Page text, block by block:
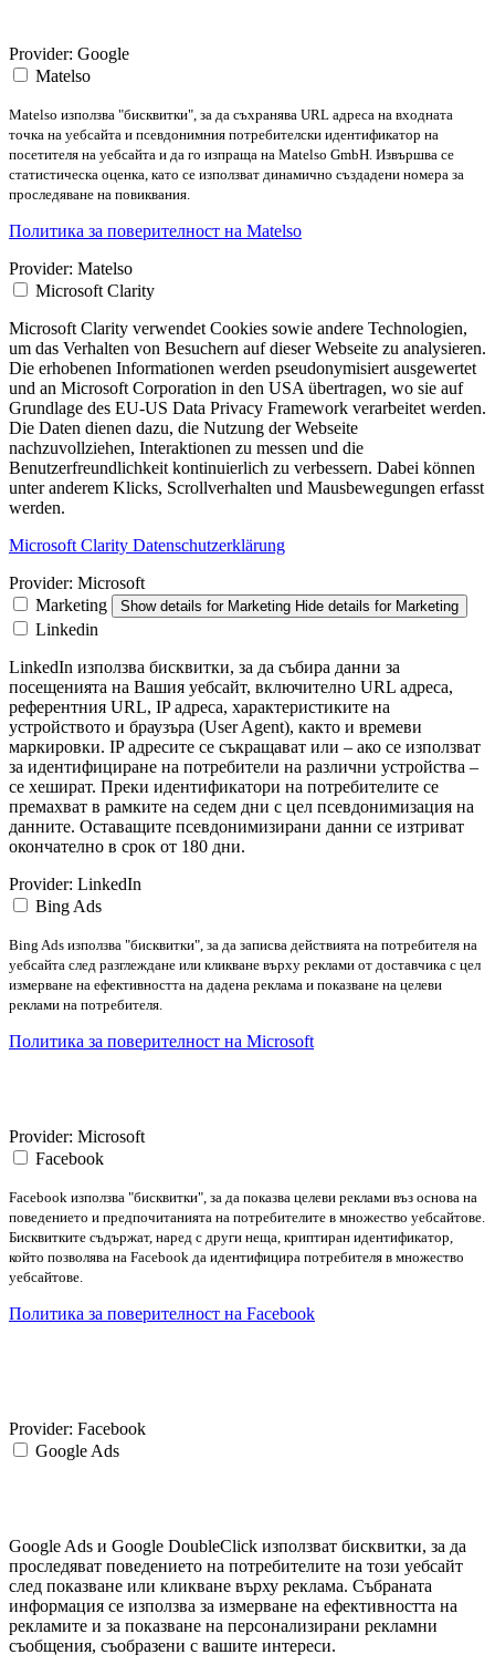
Provider: Google
Matelso
Matelso използва "бисквитки", за да съхранява URL адреса на входната
точка на уебсайта и псевдонимния потребителски идентификатор на
посетителя на уебсайта и да го изпраща на Matelso GmbH. Извършва се
статистическа оценка, като се използват динамично създадени номера за
проследяване на повиквания.
Политика за поверителност на Matelso
Provider: Matelso
Microsoft Clarity
Microsoft Clarity verwendet Cookies sowie andere Technologien,
um das Verhalten von Besuchern auf dieser Webseite zu analysieren.
Die erhobenen Informationen werden pseudonymisiert ausgewertet
und an Microsoft Corporation in den USA übertragen, wo sie auf
Grundlage des EU-US Data Privacy Framework verarbeitet werden.
Die Daten dienen dazu, die Nutzung der Webseite
nachzuvollziehen, Interaktionen zu messen und die
Benutzerfreundlichkeit kontinuierlich zu verbessern. Dabei können
unter anderem Klicks, Scrollverhalten und Mausbewegungen erfasst
werden.
Microsoft Clarity Datenschutzerklärung
Provider: Microsoft
Marketing
Show details for Marketing Hide details for Marketing
Linkedin
LinkedIn използва бисквитки, за да събира данни за
посещенията на Вашия уебсайт, включително URL адреса,
референтния URL, IP адреса, характеристиките на
устройството и браузъра (User Agent), както и времеви
маркировки. IP адресите се съкращават или – ако се използват
за идентифициране на потребители на различни устройства –
се хешират. Преки идентификатори на потребителите се
премахват в рамките на седем дни с цел псевдонимизация на
данните. Оставащите псевдонимизирани данни се изтриват
окончателно в срок от 180 дни.
Provider: LinkedIn
Bing Ads
Bing Ads използва "бисквитки", за да записва действията на потребителя на
уебсайта след разглеждане или кликване върху реклами от доставчика с цел
измерване на ефективността на дадена реклама и показване на целеви
реклами на потребителя.
Политика за поверителност на Microsoft
Provider: Microsoft
Facebook
Facebook използва "бисквитки", за да показва целеви реклами въз основа на
поведението и предпочитанията на потребителите в множество уебсайтове.
Бисквитките съдържат, наред с други неща, криптиран идентификатор,
който позволява на Facebook да идентифицира потребителя в множество
уебсайтове.
Политика за поверителност на Facebook
Provider: Facebook
Google Ads
Google Ads и Google DoubleClick използват бисквитки, за да
проследяват поведението на потребителите на този уебсайт
след показване или кликване върху реклама. Събраната
информация се използва за измерване на ефективността на
рекламите и за показване на персонализирани рекламни
съобщения, съобразени с вашите интереси.